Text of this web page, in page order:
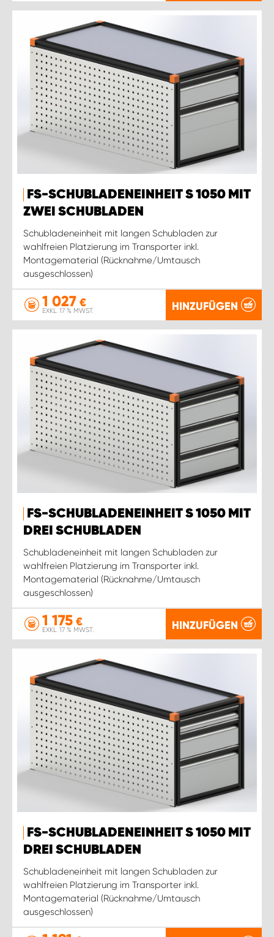
FS-SCHUBLADENEINHEIT S 1050 MIT
ZWEI SCHUBLADEN
Schubladeneinheit mit langen Schubladen zur
wahlfreien Platzierung im Transporter inkl.
Montagematerial (Rücknahme/Umtausch
ausgeschlossen)
1 027 €
EXKL. 17 % MWST. HINZUFÜGEN
FS-SCHUBLADENEINHEIT S 1050 MIT
DREI SCHUBLADEN
Schubladeneinheit mit langen Schubladen zur
wahlfreien Platzierung im Transporter inkl.
Montagematerial (Rücknahme/Umtausch
ausgeschlossen)
1 175 €
EXKL. 17 % MWST. HINZUFÜGEN
FS-SCHUBLADENEINHEIT S 1050 MIT
DREI SCHUBLADEN
Schubladeneinheit mit langen Schubladen zur
wahlfreien Platzierung im Transporter inkl.
Montagematerial (Rücknahme/Umtausch
ausgeschlossen)